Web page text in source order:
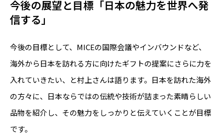
今後の展望と目標「日本の魅力を世界へ発
信する」
今後の目標として、MICEの国際会議やインバウンドなど、
海外から日本を訪れる方に向けたギフトの提案にさらに力を
入れていきたい、と村上さんは語ります。日本を訪れた海外
の方々に、日本ならではの伝統や技術が詰まった素晴らしい
品物を紹介し、その魅力をしっかりと伝えていくことが目標
です。